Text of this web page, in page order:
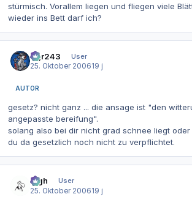
stürmisch. Vorallem liegen und fliegen viele
wieder ins Bett darf ich?
dgr243
User
25. Oktober 200619 j
AUTOR
gesetz? nicht ganz ... die ansage ist "den
angepasste bereifung".
solang also bei dir nicht grad schnee liegt
du da gesetzlich noch nicht zu verpflichtet.
ingh
User
25. Oktober 200619 j